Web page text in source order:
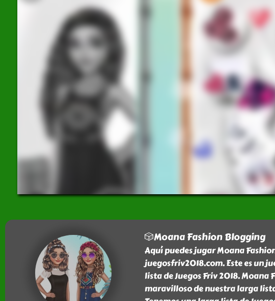
🎲Moana Fashion Blogging
Aquí puedes jugar Moana
juegosfriv2018.com. Este es un
lista de Juegos Friv 2018. Moana
maravilloso de nuestra larga